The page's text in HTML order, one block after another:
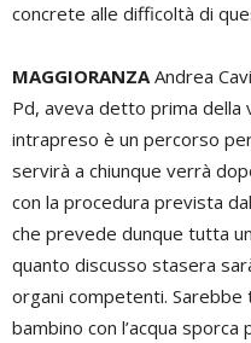
concrete alle difficoltà di
MAGGIORANZAAndrea
Pd, aveva detto prima della
intrapreso è un percorso
servirà a chiunque verrà
con la procedura prevista
che prevede dunque tutta
quanto discusso stasera
organi competenti.
bambino con l’acqua